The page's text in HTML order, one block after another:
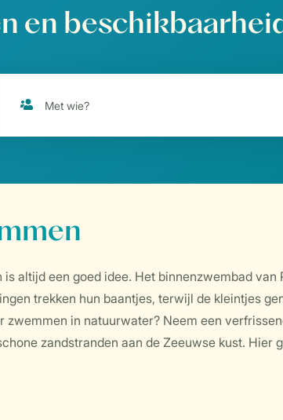
en
is altijd een goed idee. Het binnenzwembad
trekken hun baantjes, terwijl de kleintjes
zwemmen in natuurwater? Neem een
zandstranden aan de Zeeuwse kust. Hier